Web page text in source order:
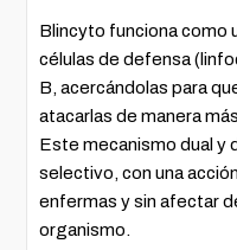
Blincyto funciona como
células de defensa
B, acercándolas para
atacarlas de manera
Este mecanismo dual y
selectivo, con una
enfermas y sin afectar
organismo.